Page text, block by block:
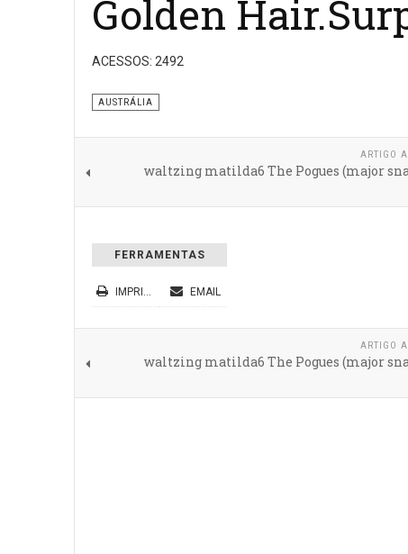
Golden
ACESSOS: 2492
AUSTRÁLIA
ARTIGO
waltzing matilda6 The Pogues (major
FERRAMENTAS
IMPRIMIR EMAIL
ARTIGO
waltzing matilda6 The Pogues (major